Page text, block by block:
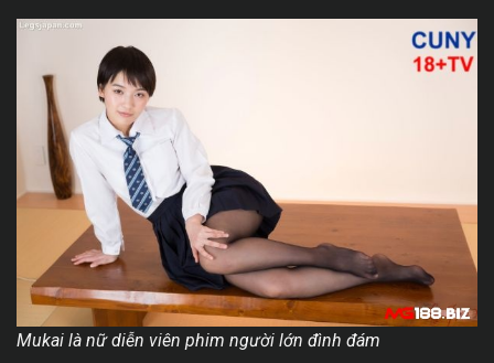
Mukai là nữ diễn viên phim người lớn đình đám